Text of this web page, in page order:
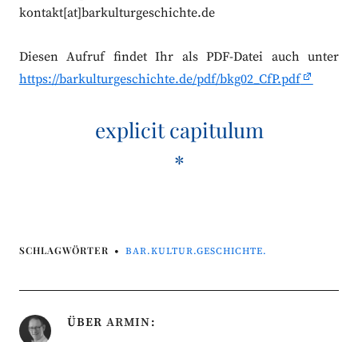
kontakt[at]barkulturgeschichte.de
Diesen Aufruf findet Ihr als PDF-Datei auch unter
https://barkulturgeschichte.de/pdf/bkg02_CfP.pdf
explicit capitulum
*
SCHLAGWÖRTER BAR.KULTUR.GESCHICHTE.
ÜBER ARMIN